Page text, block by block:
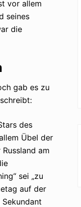
vor allem
seines
die
gab es zu
des
Übel der
am
sei „zu
auf der